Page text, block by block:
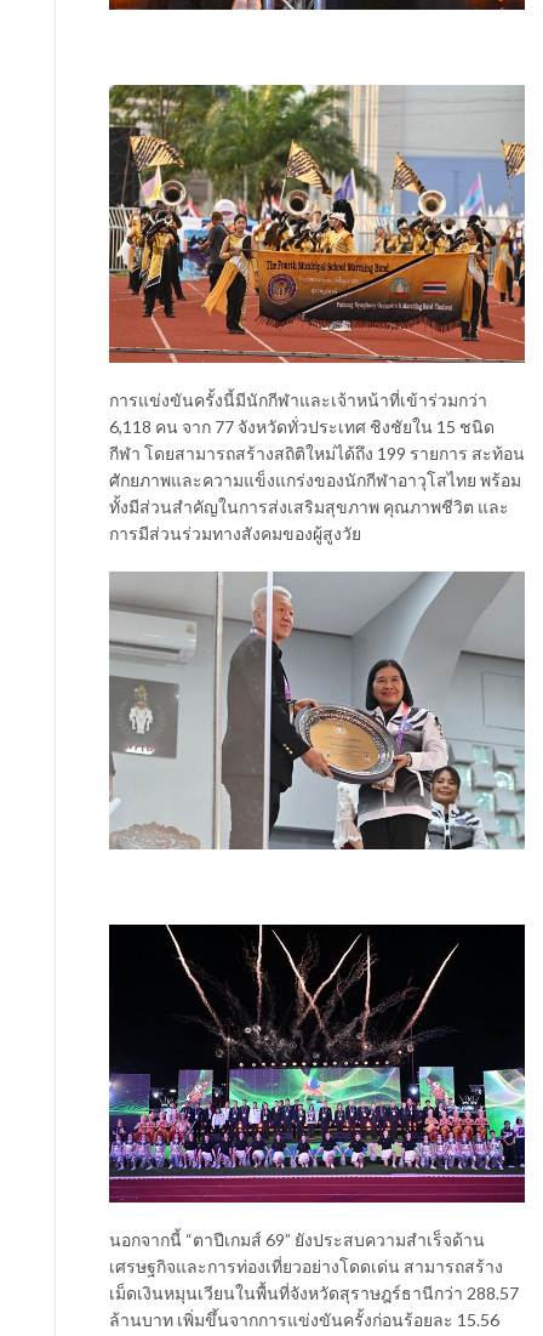
การแข่งขันครั้งนี้มีนักกีฬาและเจ้าหน้าที่เข้าร่วมกว่า
6,118 คน จาก 77 จังหวัดทั่วประเทศ ชิงชัยใน 15 ชนิด
กีฬา โดยสามารถสร้างสถิติใหม่ได้ถึง 199 รายการ สะท้อน
ศักยภาพและความแข็งแกร่งของนักกีฬาอาวุโสไทย พร้อม
ทั้งมีส่วนสำคัญในการส่งเสริมสุขภาพ คุณภาพชีวิต และ
การมีส่วนร่วมทางสังคมของผู้สูงวัย
นอกจากนี้ “ตาปีเกมส์ 69” ยังประสบความสำเร็จด้าน
เศรษฐกิจและการท่องเที่ยวอย่างโดดเด่น สามารถสร้าง
เม็ดเงินหมุนเวียนในพื้นที่จังหวัดสุราษฎร์ธานีกว่า 288.57
ล้านบาท เพิ่มขึ้นจากการแข่งขันครั้งก่อนร้อยละ 15.56